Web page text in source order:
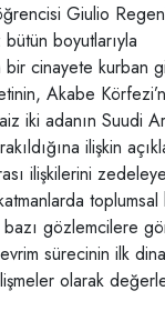
Giulio
boyutlarıyla
bir cinayete kurban
Akabe
iki adanın Suudi
ilişkin
ilişkilerini
toplumsal
gözlemcilere
sürecinin ilk
olarak